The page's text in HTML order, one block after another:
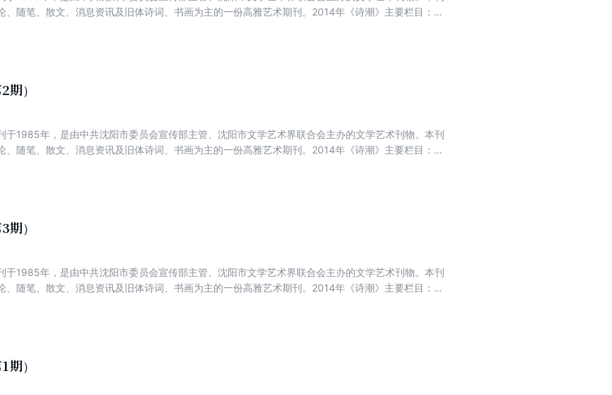
、随笔、散文、消息资讯及旧体诗词、书画为主的一份高雅艺术期刊。2014年《诗潮》主要栏目：开
期）
于1985年，是由中共沈阳市委员会宣传部主管、沈阳市文学艺术界联合会主办的文学艺术刊物。本刊
、随笔、散文、消息资讯及旧体诗词、书画为主的一份高雅艺术期刊。2014年《诗潮》主要栏目：开
期）
于1985年，是由中共沈阳市委员会宣传部主管、沈阳市文学艺术界联合会主办的文学艺术刊物。本刊
、随笔、散文、消息资讯及旧体诗词、书画为主的一份高雅艺术期刊。2014年《诗潮》主要栏目：开
期）